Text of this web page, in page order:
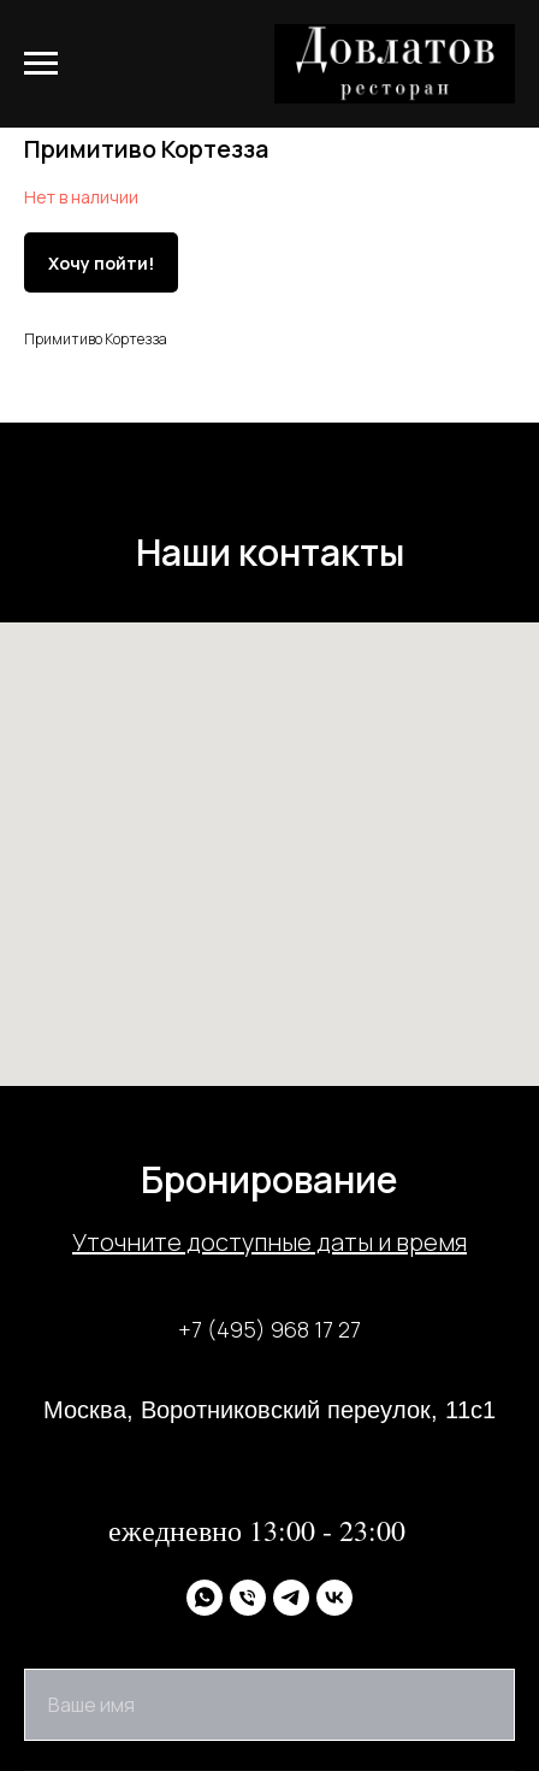
Примитиво Кортезза
Нет в наличии
Хочу пойти!
Примитиво Кортезза
Наши контакты
Бронирование
Уточните доступные даты и время
+7 (495) 968 17 27
Москва, Воротниковский переулок, 11с1
ежедневно 13:00 - 23:00
Ваше имя